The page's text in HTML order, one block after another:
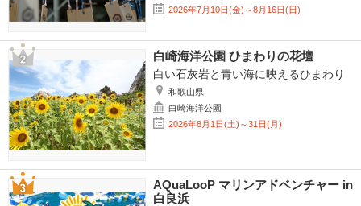
2026年7月10日(金)～8月16日(日)
白崎海洋公園 ひまわりの花壇
白い石灰岩と青い海に映えるひまわり
和歌山県
白崎海洋公園
2026年8月1日(土)～31日(月)
AQuaLooP マリンアドベンチャー in
白良浜